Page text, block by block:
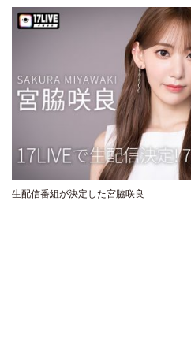
生配信番組が決定した宮脇咲良